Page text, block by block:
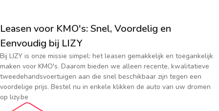
Leasen voor KMO's: Snel, Voordelig en
Eenvoudig bij LIZY
Bij LIZY is onze missie simpel: het leasen gemakkelijk en toegankelijk
maken voor KMO's. Daarom bieden we alleen recente, kwalitatieve
tweedehandsvoertuigen aan die snel beschikbaar zijn tegen een
voordelige prijs. Bestel nu in enkele klikken de auto van uw dromen
op lizy.be